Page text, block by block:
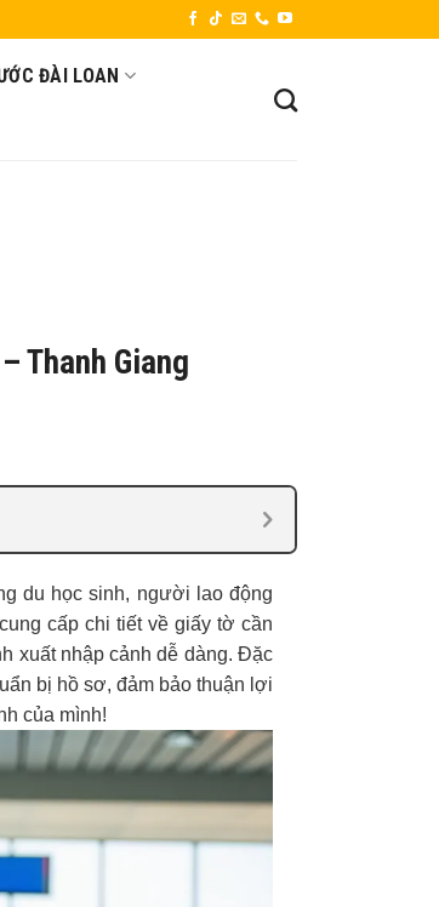
ĐÀI LOAN
Thanh Giang
du học sinh, người lao động
cấp chi tiết về giấy tờ cần
xuất nhập cảnh dễ dàng. Đặc
bị hồ sơ, đảm bảo thuận lợi
của mình!